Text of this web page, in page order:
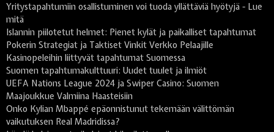
Yritystapahtumiin osallistuminen voi tuoda yllättäviä hyötyjä - Lue
mitä
Islannin piilotetut helmet: Pienet kylät ja paikalliset tapahtumat
Pokerin Strategiat ja Taktiset Vinkit Verkko Pelaajille
Kasinopeleihin liittyvät tapahtumat Suomessa
Suomen tapahtumakulttuuri: Uudet tuulet ja ilmiöt
UEFA Nations League 2024 ja Swiper Casino: Suomen
Maajoukkue Valmiina Haasteisiin
Onko Kylian Mbappé epäonnistunut tekemään välittömän
vaikutuksen Real Madridissa?